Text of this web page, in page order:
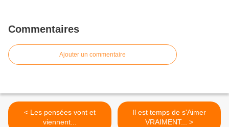
Commentaires
Ajouter un commentaire
< Les pensées vont et
viennent...
Il est temps de s'Aimer
VRAIMENT... >